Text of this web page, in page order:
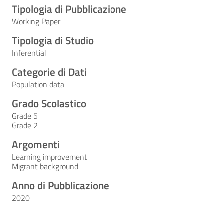
Tipologia di Pubblicazione
Working Paper
Tipologia di Studio
Inferential
Categorie di Dati
Population data
Grado Scolastico
Grade 5
Grade 2
Argomenti
Learning improvement
Migrant background
Anno di Pubblicazione
2020